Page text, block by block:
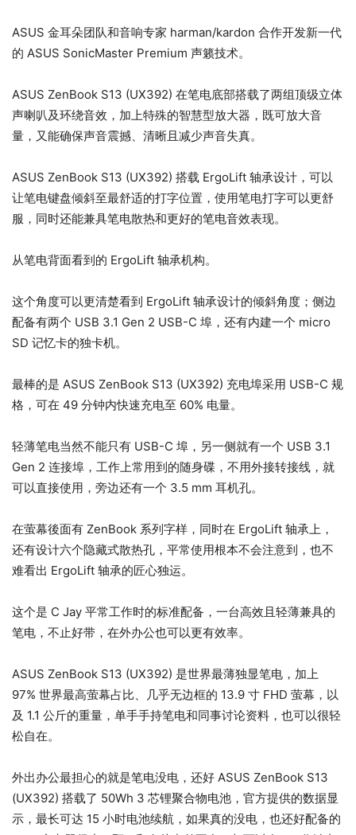
ASUS 金耳朵团队和音响专家 harman/kardon 合作开发新一代
的 ASUS SonicMaster Premium 声籁技术。
ASUS ZenBook S13 (UX392) 在笔电底部搭载了两组顶级立体
声喇叭及环绕音效，加上特殊的智慧型放大器，既可放大音
量，又能确保声音震撼、清晰且减少声音失真。
ASUS ZenBook S13 (UX392) 搭载 ErgoLift 轴承设计，可以
让笔电键盘倾斜至最舒适的打字位置，使用笔电打字可以更舒
服，同时还能兼具笔电散热和更好的笔电音效表现。
从笔电背面看到的 ErgoLift 轴承机构。
这个角度可以更清楚看到 ErgoLift 轴承设计的倾斜角度；侧边
配备有两个 USB 3.1 Gen 2 USB-C 埠，还有内建一个 micro
SD 记忆卡的独卡机。
最棒的是 ASUS ZenBook S13 (UX392) 充电埠采用 USB-C 规
格，可在 49 分钟内快速充电至 60% 电量。
轻薄笔电当然不能只有 USB-C 埠，另一侧就有一个 USB 3.1
Gen 2 连接埠，工作上常用到的随身碟，不用外接转接线，就
可以直接使用，旁边还有一个 3.5 mm 耳机孔。
在萤幕後面有 ZenBook 系列字样，同时在 ErgoLift 轴承上，
还有设计六个隐藏式散热孔，平常使用根本不会注意到，也不
难看出 ErgoLift 轴承的匠心独运。
这个是 C Jay 平常工作时的标准配备，一台高效且轻薄兼具的
笔电，不止好带，在外办公也可以更有效率。
ASUS ZenBook S13 (UX392) 是世界最薄独显笔电，加上
97% 世界最高萤幕占比、几乎无边框的 13.9 寸 FHD 萤幕，以
及 1.1 公斤的重量，单手手持笔电和同事讨论资料，也可以很轻
松自在。
外出办公最担心的就是笔电没电，还好 ASUS ZenBook S13
(UX392) 搭载了 50Wh 3 芯锂聚合物电池，官方提供的数据显
示，最长可达 15 小时电池续航，如果真的没电，也还好配备的